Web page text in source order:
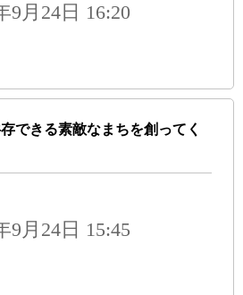
9月24日 16:20
できる素敵なまちを創ってく
9月24日 15:45